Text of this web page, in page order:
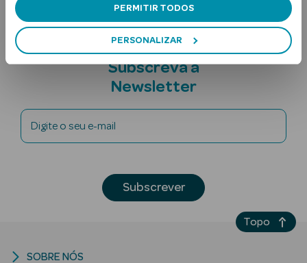
PERMITIR TODOS
PERSONALIZAR
Ver Tudo
Solares
Subscreva a
Newsletter
Digite o seu e-mail
Subscrever
SOBRE NÓS
Topo